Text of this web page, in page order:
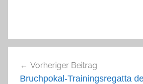
Vorheriger Beitrag
Bruchpokal-Trainingsregatta